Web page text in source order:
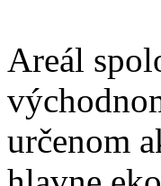
Areál
určenom